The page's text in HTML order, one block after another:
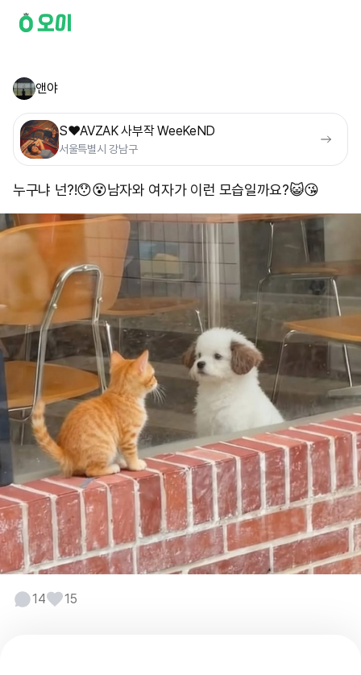
앤야
S❤️AVZAK 사부작 WeeKeND
서울특별시 강남구
누구냐 넌?!😯😵 ​남자와 여자가 이런 모습일까요?😺😘
14 15